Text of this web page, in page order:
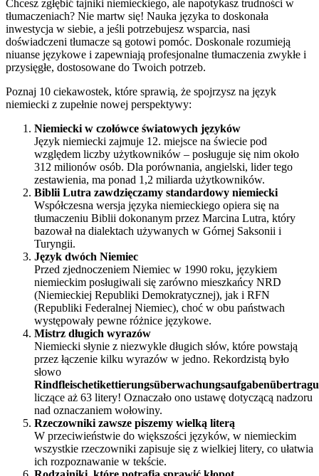
Chcesz zgłębić tajniki niemieckiego, ale napotykasz trudności w
tłumaczeniach? Nie martw się! Nauka języka to doskonała
inwestycja w siebie, a jeśli potrzebujesz wsparcia, nasi
doświadczeni tłumacze są gotowi pomóc. Doskonale rozumieją
niuanse językowe i zapewniają profesjonalne tłumaczenia zwykłe i
przysięgłe, dostosowane do Twoich potrzeb.
Poznaj 10 ciekawostek, które sprawią, że spojrzysz na język
niemiecki z zupełnie nowej perspektywy:
Niemiecki w czołówce światowych języków
Język niemiecki zajmuje 12. miejsce na świecie pod
względem liczby użytkowników – posługuje się nim około
312 milionów osób. Dla porównania, angielski, lider tego
zestawienia, ma ponad 1,2 miliarda użytkowników.
Biblii Lutra zawdzięczamy standardowy niemiecki
Współczesna wersja języka niemieckiego opiera się na
tłumaczeniu Biblii dokonanym przez Marcina Lutra, który
bazował na dialektach używanych w Górnej Saksonii i
Turyngii.
Język dwóch Niemiec
Przed zjednoczeniem Niemiec w 1990 roku, językiem
niemieckim posługiwali się zarówno mieszkańcy NRD
(Niemieckiej Republiki Demokratycznej), jak i RFN
(Republiki Federalnej Niemiec), choć w obu państwach
występowały pewne różnice językowe.
Mistrz długich wyrazów
Niemiecki słynie z niezwykle długich słów, które powstają
przez łączenie kilku wyrazów w jedno. Rekordzistą było
słowo
liczące aż 63 litery! Oznaczało ono ustawę dotyczącą nadzoru
nad oznaczaniem wołowiny.
Rzeczowniki zawsze piszemy wielką literą
W przeciwieństwie do większości języków, w niemieckim
wszystkie rzeczowniki zapisuje się z wielkiej litery, co ułatwia
ich rozpoznawanie w tekście.